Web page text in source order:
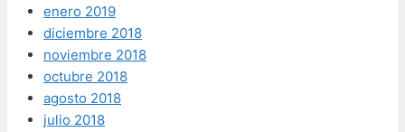
enero 2019
diciembre 2018
noviembre 2018
octubre 2018
agosto 2018
julio 2018